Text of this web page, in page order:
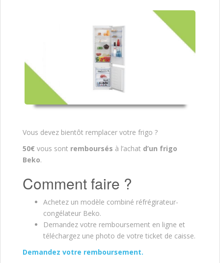
Vous devez bientôt remplacer votre frigo ?
50€ vous sont remboursés à l’achat d’un frigo
Beko.
Comment faire ?
Achetez un modèle combiné réfrégirateur-
congélateur Beko.
Demandez votre remboursement en ligne et
téléchargez une photo de votre ticket de caisse.
Demandez votre remboursement.